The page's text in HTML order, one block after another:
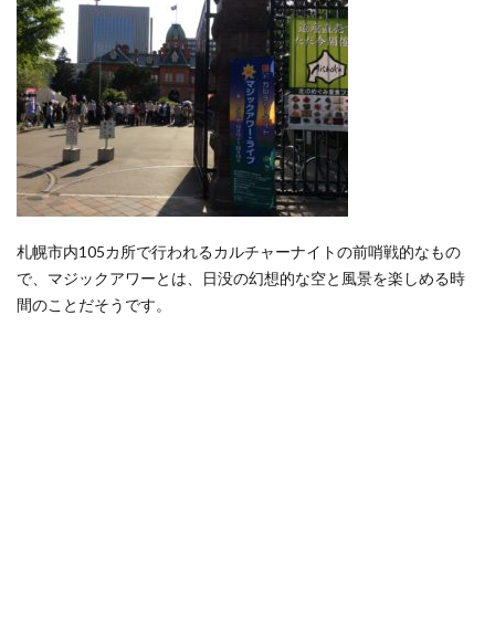
札幌市内105カ所で行われるカルチャーナイトの前哨戦的なもの
で、マジックアワーとは、日没の幻想的な空と風景を楽しめる時
間のことだそうです。